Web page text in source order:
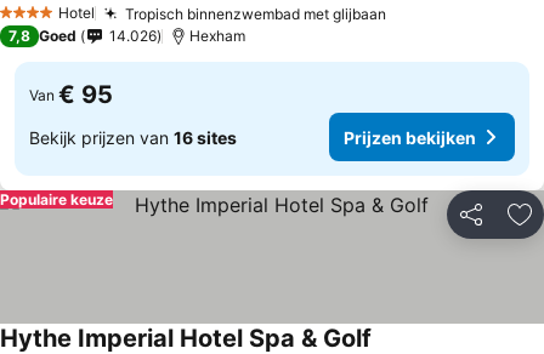
4 SterrenHotel Tropisch binnenzwembad met glijbaan
7,8 Goed 14.026 Hexham
Van € 95
Bekijk prijzen van 16 sites Prijzen bekijken
Delen
Populaire keuze
Hythe Imperial Hotel Spa & Golf